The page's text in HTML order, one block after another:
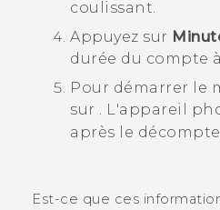
coulissant.
Appuyez sur
durée du compte
Pour démarrer le
sur
L'appareil
après le
Est-ce que ces